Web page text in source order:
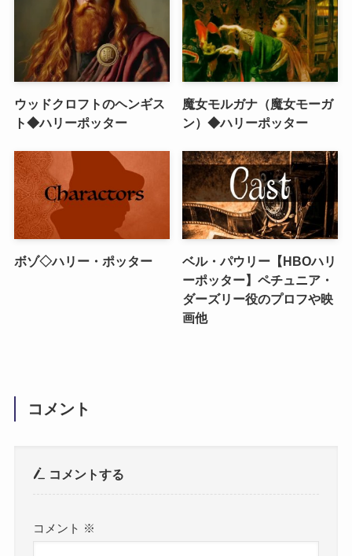
ウッドクロフトのヘンギス
ト◆ハリーポッター
魔女モルガナ（魔女モーガ
ン）◆ハリーポッター
ボゾ◇ハリー・ポッター
ベル・パウリー【HBOハリ
ーポッター】ペチュニア・
ダーズリー役のプロフや映
画他
コメント
コメントする
コメント ※